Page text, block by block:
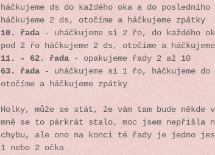
háčkujeme ds do každého oka a do posledního
háčkujeme 2 ds, otočíme a háčkujeme zpátky
10. řada - uháčkujeme si 2 řo, do každého
pod 2 řo háčkujeme 2 ds, otočíme a
11. - 62. řada - opakujeme řady 2 až 10
63. řada - uháčkujeme si 1 řo, háčkujeme do
otočíme a háčkujeme zpátky
Holky, může se stát, že vám tam bude
mně se to párkrát stalo, moc jsem nepřišla
chybu, ale ono na konci té řady je jedno
1 nebo 2 očka